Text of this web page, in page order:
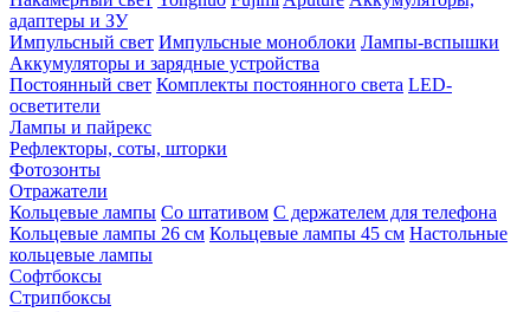
адаптеры и ЗУ
Импульсный свет Импульсные моноблоки Лампы-вспышки
Аккумуляторы и зарядные устройства
Постоянный свет Комплекты постоянного света LED-
осветители
Лампы и пайрекс
Рефлекторы, соты, шторки
Фотозонты
Отражатели
Кольцевые лампы Со штативом С держателем для телефона
Кольцевые лампы 26 см Кольцевые лампы 45 см Настольные
кольцевые лампы
Софтбоксы
Стрипбоксы